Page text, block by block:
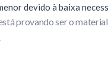
devido à baixa
provando ser o